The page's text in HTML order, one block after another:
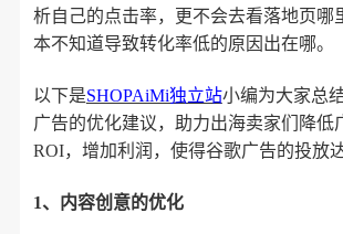
析自己的点击率，更不会去看落地页哪
本不知道导致转化率低的原因出在哪。
以下是SHOPAiMi独立站小编为大家总
广告的优化建议，助力出海卖家们降低
ROI，增加利润，使得谷歌广告的投放
1、 内容创意的优化